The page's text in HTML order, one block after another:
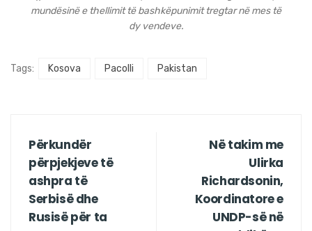
mundësinë e thellimit të bashkëpunimit tregtar në mes të
dy vendeve.
Tags: Kosova Pacolli Pakistan
Përkundër
përpjekjeve të
ashpra të
Serbisë dhe
Rusisë për ta
Në takim me
Ulirka
Richardsonin,
Koordinatore e
UNDP-së në